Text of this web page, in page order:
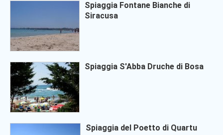
Spiaggia Fontane Bianche di
Siracusa
Spiaggia S'Abba Druche di Bosa
Spiaggia del Poetto di Quartu